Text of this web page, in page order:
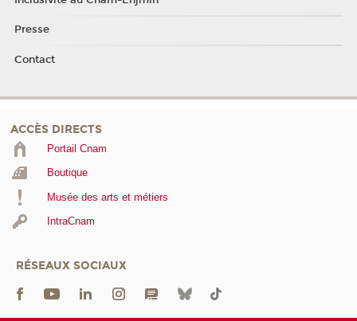
Presse
Contact
ACCÈS DIRECTS
Portail Cnam
Boutique
Musée des arts et métiers
IntraCnam
RÉSEAUX SOCIAUX